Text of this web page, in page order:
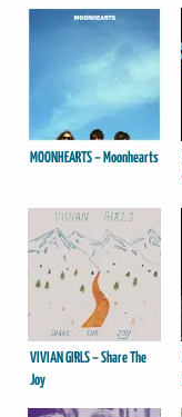
MOONHEARTS – Moonhearts
VIVIAN GIRLS – Share The
Joy